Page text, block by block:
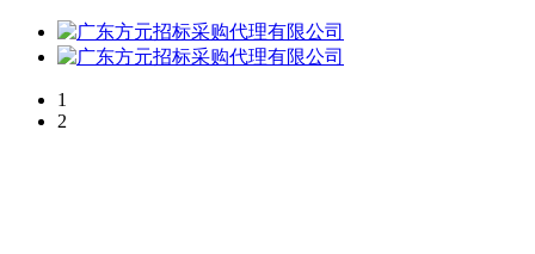
1
2